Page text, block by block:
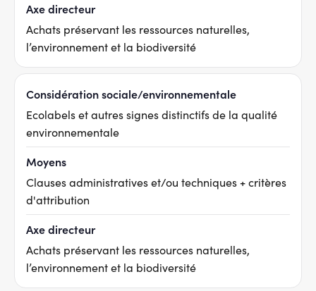
Axe directeur
Achats préservant les ressources naturelles,
l’environnement et la biodiversité
Considération sociale/environnementale
Ecolabels et autres signes distinctifs de la qualité
environnementale
Moyens
Clauses administratives et/ou techniques + critères
d'attribution
Axe directeur
Achats préservant les ressources naturelles,
l’environnement et la biodiversité